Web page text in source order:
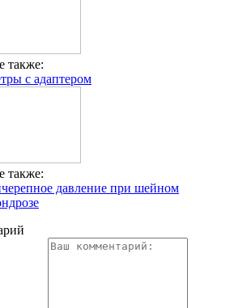
также:
с адаптером
также:
давление при шейном